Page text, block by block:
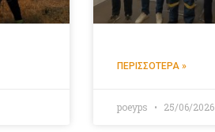
ΠΕΡΙΣΣΌΤΕΡΑ »
poeyps 25/06/2026